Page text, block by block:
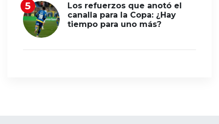
Los refuerzos que anotó el
canalla para la Copa: ¿Hay
tiempo para uno más?